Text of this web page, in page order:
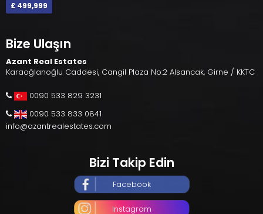
£ 499,999
Bize Ulaşın
Azant Real Estates
Karaoğlanoğlu Caddesi, Cangil Plaza No:2 Alsancak, Girne / KKTC
0090 533 829 3231
0090 533 833 0841
info@azantrealestates.com
Bizi Takip Edin
Facebook
Instagram